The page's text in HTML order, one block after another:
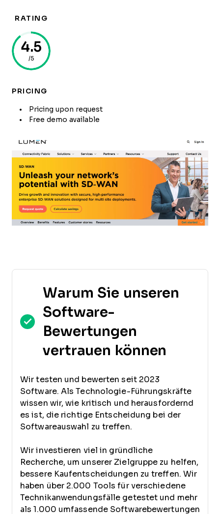
RATING
4.5
/5
PRICING
Pricing upon request
Free demo available
Warum Sie unseren
Software-
Bewertungen
vertrauen können
Wir testen und bewerten seit 2023
Software. Als Technologie-Führungskräfte
wissen wir, wie kritisch und herausfordernd
es ist, die richtige Entscheidung bei der
Softwareauswahl zu treffen.
Wir investieren viel in gründliche
Recherche, um unserer Zielgruppe zu helfen,
bessere Kaufentscheidungen zu treffen. Wir
haben über 2.000 Tools für verschiedene
Technikanwendungsfälle getestet und mehr
als 1.000 umfassende Softwarebewertungen